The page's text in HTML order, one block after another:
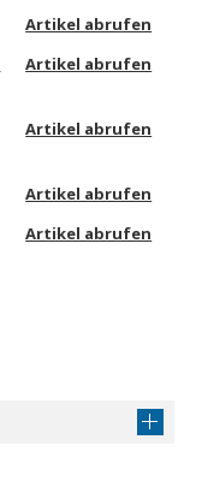
Artikel abrufen
Artikel abrufen
Artikel abrufen
Artikel abrufen
Artikel abrufen